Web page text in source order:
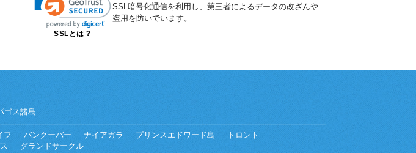
SSLとは？
SSL暗号化通信を利用し、第三者によるデータの改ざんや
盗用を防いでいます。
ゴス諸島
フ バンクーバー ナイアガラ プリンスエドワード島
トロント
グランドサークル